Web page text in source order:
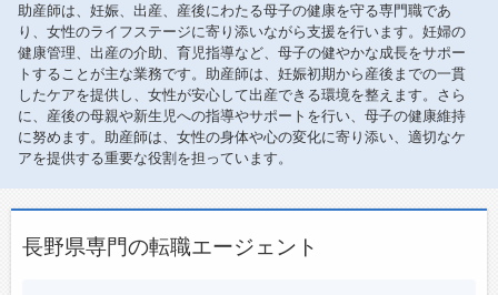
助産師は、妊娠、出産、産後にわたる母子の健康を守る専門職であ
り、女性のライフステージに寄り添いながら支援を行います。妊婦の
健康管理、出産の介助、育児指導など、母子の健やかな成長をサポー
トすることが主な業務です。助産師は、妊娠初期から産後までの一貫
したケアを提供し、女性が安心して出産できる環境を整えます。さら
に、産後の母親や新生児への指導やサポートを行い、母子の健康維持
に努めます。助産師は、女性の身体や心の変化に寄り添い、適切なケ
アを提供する重要な役割を担っています。
長野県専門の転職エージェント